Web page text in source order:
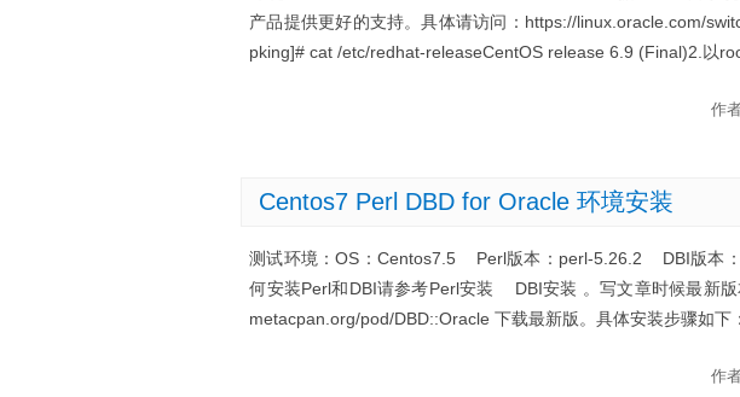
产品提供更好的支持。具体请访问：https://linux.oracle.com/
pking]# cat /etc/redhat-releaseCentOS release 6.9 (Final)2.以
作
Centos7 Perl DBD for Oracle 环境安装
测试环境：OS：Centos7.5 Perl版本：perl-5.26.2 DBI版本：
何安装Perl和DBI请参考Perl安装 DBI安装 。写文章时候最新
metacpan.org/pod/DBD::Oracle 下载最新版。具体安装步骤如
作